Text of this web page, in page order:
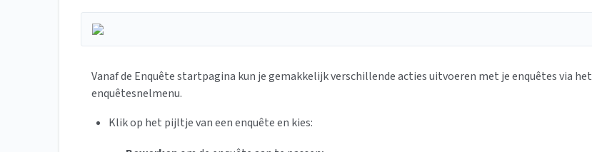
Vanaf de Enquête startpagina kun je gemakkelijk verschillende acties uitvoeren met je enquêtes via het
enquêtesnelmenu.
Klik op het pijltje van een enquête en kies: